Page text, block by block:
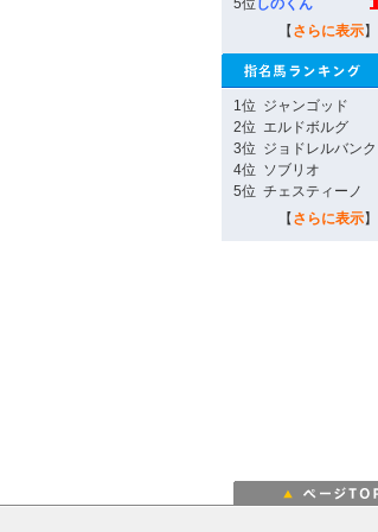
5位 しのくん
【 さらに表示】
1位 ジャンゴッド
2位 エルドボルグ
3位 ジョドレルバンク
4位 ソブリオ
5位 チェスティーノ
【 さらに表示】